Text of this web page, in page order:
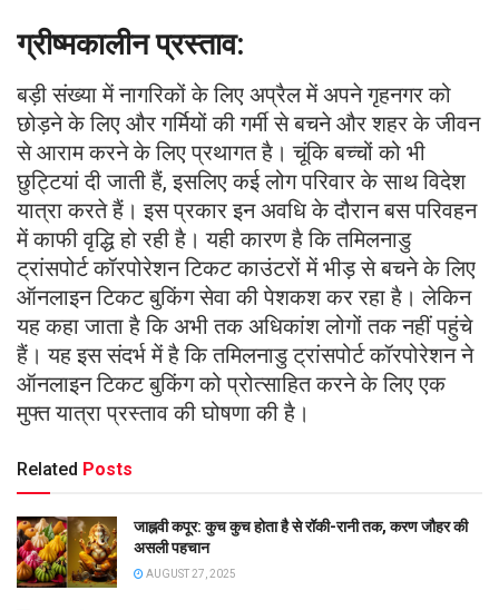
ग्रीष्मकालीन प्रस्ताव:
बड़ी संख्या में नागरिकों के लिए अप्रैल में अपने गृहनगर को
छोड़ने के लिए और गर्मियों की गर्मी से बचने और शहर के जीवन
से आराम करने के लिए प्रथागत है। चूंकि बच्चों को भी
छुट्टियां दी जाती हैं, इसलिए कई लोग परिवार के साथ विदेश
यात्रा करते हैं। इस प्रकार इन अवधि के दौरान बस परिवहन
में काफी वृद्धि हो रही है। यही कारण है कि तमिलनाडु
ट्रांसपोर्ट कॉरपोरेशन टिकट काउंटरों में भीड़ से बचने के लिए
ऑनलाइन टिकट बुकिंग सेवा की पेशकश कर रहा है। लेकिन
यह कहा जाता है कि अभी तक अधिकांश लोगों तक नहीं पहुंचे
हैं। यह इस संदर्भ में है कि तमिलनाडु ट्रांसपोर्ट कॉरपोरेशन ने
ऑनलाइन टिकट बुकिंग को प्रोत्साहित करने के लिए एक
मुफ्त यात्रा प्रस्ताव की घोषणा की है।
Related Posts
जाह्नवी कपूर: कुच कुच होता है से रॉकी-रानी तक, करण जौहर की
असली पहचान
AUGUST 27, 2025